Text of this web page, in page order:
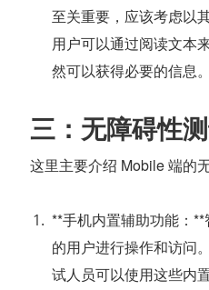
至关重要，应该考虑以
用户可以通过阅读文本
然可以获得必要的信息。
三：无障碍性
这里主要介绍 Mobile 端的
**手机内置辅助功能：
的用户进行操作和访问
试人员可以使用这些内